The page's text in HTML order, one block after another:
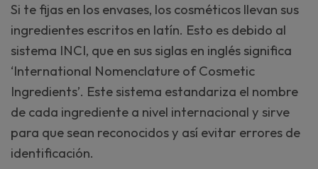
Si te fijas en los envases, los cosméticos llevan sus
ingredientes escritos en latín. Esto es debido al
sistema INCI, que en sus siglas en inglés significa
‘International Nomenclature of Cosmetic
Ingredients’. Este sistema estandariza el nombre
de cada ingrediente a nivel internacional y sirve
para que sean reconocidos y así evitar errores de
identificación.